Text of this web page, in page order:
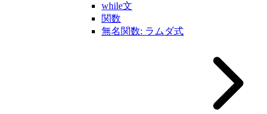
while文
関数
無名関数: ラムダ式